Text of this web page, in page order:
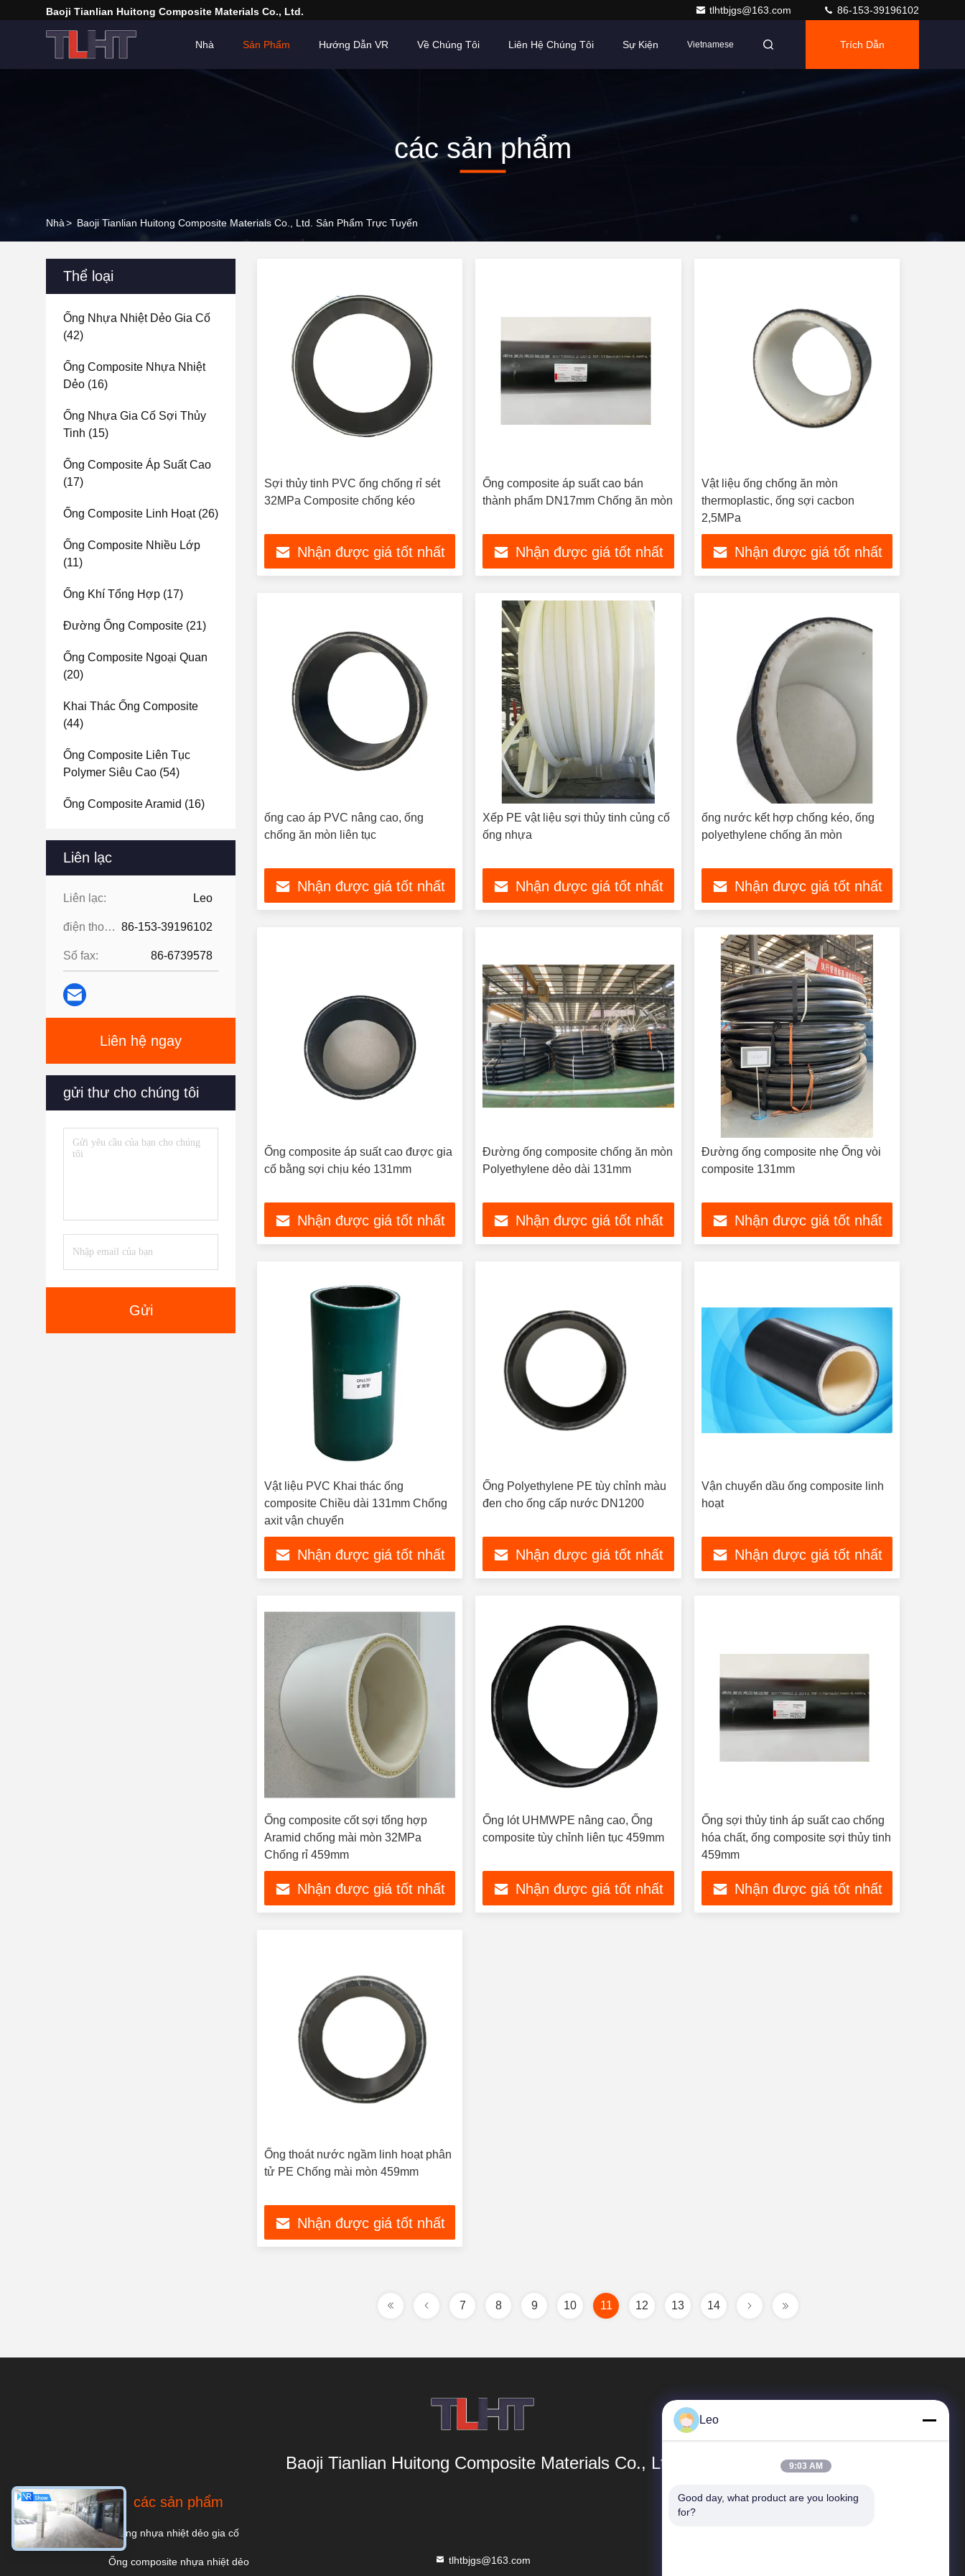
Baoji Tianlian Huitong Composite Materials Co., Ltd. tlhtbjgs@163.com 86-153-39196102
Nhà Sản Phẩm Hướng Dẫn VR Về Chúng Tôi Liên Hệ Chúng Tôi Sự Kiện Vietnamese Trích Dẫn
các sản phẩm
Nhà> Baoji Tianlian Huitong Composite Materials Co., Ltd. Sản Phẩm Trực Tuyến
Thể loại
Ống Nhựa Nhiệt Dẻo Gia Cố
(42)
Ống Composite Nhựa Nhiệt
Dẻo (16)
Ống Nhựa Gia Cố Sợi Thủy
Tinh (15)
Ống Composite Áp Suất Cao
(17)
Ống Composite Linh Hoạt(26)
Ống Composite Nhiều Lớp
(11)
Ống Khí Tổng Hợp (17)
Đường Ống Composite (21)
Ống Composite Ngoại Quan
(20)
Khai Thác Ống Composite
(44)
Ống Composite Liên Tục
Polymer Siêu Cao (54)
Ống Composite Aramid (16)
Liên lạc
Liên lạc: Leo
điện thoại: 86-153-39196102
Số fax: 86-6739578
Liên hệ ngay
gửi thư cho chúng tôi
Gửi
Sợi thủy tinh PVC ống chống rỉ sét
32MPa Composite chống kéo
Nhận được giá tốt nhất
Ống composite áp suất cao bán
thành phẩm DN17mm Chống ăn mòn
Nhận được giá tốt nhất
Vật liệu ống chống ăn mòn
thermoplastic, ống sợi cacbon
2,5MPa
Nhận được giá tốt nhất
ống cao áp PVC nâng cao, ống
chống ăn mòn liên tục
Nhận được giá tốt nhất
Xếp PE vật liệu sợi thủy tinh củng cố
ống nhựa
Nhận được giá tốt nhất
ống nước kết hợp chống kéo, ống
polyethylene chống ăn mòn
Nhận được giá tốt nhất
Ống composite áp suất cao được gia
cố bằng sợi chịu kéo 131mm
Nhận được giá tốt nhất
Đường ống composite chống ăn mòn
Polyethylene dẻo dài 131mm
Nhận được giá tốt nhất
Đường ống composite nhẹ Ống vòi
composite 131mm
Nhận được giá tốt nhất
Vật liệu PVC Khai thác ống
composite Chiều dài 131mm Chống
axit vận chuyển
Nhận được giá tốt nhất
Ống Polyethylene PE tùy chỉnh màu
đen cho ống cấp nước DN1200
Nhận được giá tốt nhất
Vận chuyển dầu ống composite linh
hoạt
Nhận được giá tốt nhất
Ống composite cốt sợi tổng hợp
Aramid chống mài mòn 32MPa
Chống rỉ 459mm
Nhận được giá tốt nhất
Ống lót UHMWPE nâng cao, Ống
composite tùy chỉnh liên tục 459mm
Nhận được giá tốt nhất
Ống sợi thủy tinh áp suất cao chống
hóa chất, ống composite sợi thủy tinh
459mm
Nhận được giá tốt nhất
Ống thoát nước ngầm linh hoạt phân
tử PE Chống mài mòn 459mm
Nhận được giá tốt nhất
7 8 9 10 11 12 13 14
Baoji Tianlian Huitong Composite Materials Co., Ltd.
các sản phẩm
Ống nhựa nhiệt dẻo gia cố
Ống composite nhựa nhiệt dẻo tlhtbjgs@163.com
Đường dẫn nhanh
Leo
9:03 AM
Good day, what product are you looking
for?